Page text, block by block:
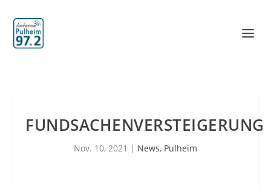
FUNDSACHENVERSTEIGERUNG
Nov. 10, 2021 | News, Pulheim